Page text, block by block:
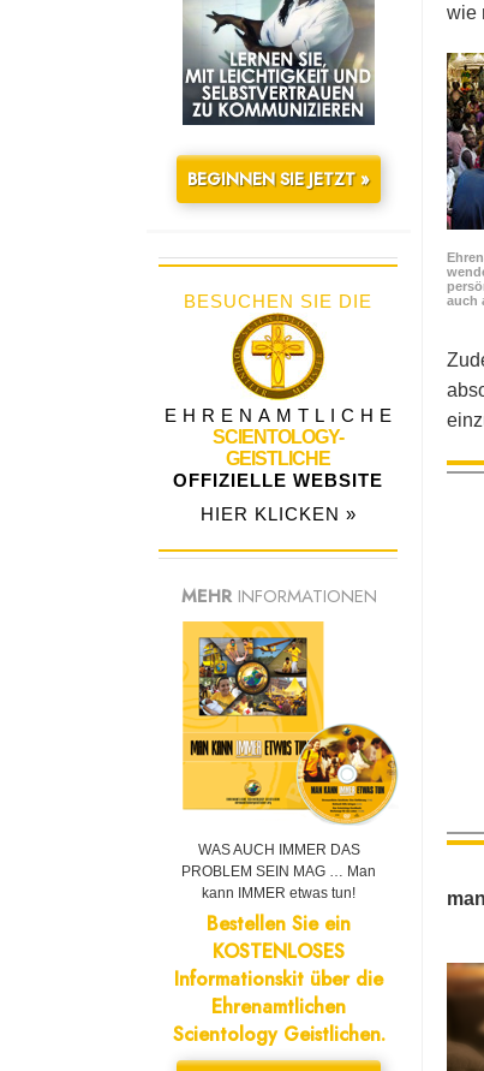
wie
auch
BEGINNEN SIE JETZT »
BESUCHEN SIE DIE
EHRENAMTLICHE
SCIENTOLOGY-
GEISTLICHE
OFFIZIELLE WEBSITE
HIER KLICKEN »
MEHR INFORMATIONEN
WAS AUCH IMMER DAS
PROBLEM SEIN MAG … Man
kann IMMER etwas tun!
Bestellen Sie ein
KOSTENLOSES
Informationskit über die
Ehrenamtlichen
Scientology Geistlichen.